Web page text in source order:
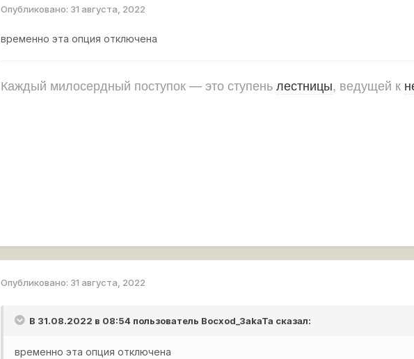
Опубликовано: 31 августа, 2022
временно эта опция отключена
Каждый милосердный поступок — это ступеньлестницы, ведущей к
Опубликовано: 31 августа, 2022
В 31.08.2022 в 08:54 пользователь Bocxod_3akaTa сказал:
временно эта опция отключена